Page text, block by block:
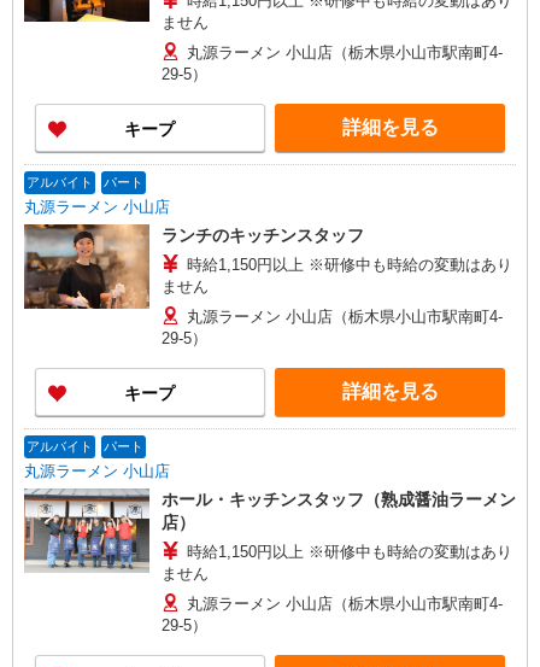
ません
丸源ラーメン 小山店（栃木県小山市駅南町4-
29-5）
キープ 詳細を見る
アルバイト パート
丸源ラーメン 小山店
ランチのキッチンスタッフ
時給1,150円以上 ※研修中も時給の変動はあり
ません
丸源ラーメン 小山店（栃木県小山市駅南町4-
29-5）
キープ 詳細を見る
アルバイト パート
丸源ラーメン 小山店
ホール・キッチンスタッフ（熟成醤油ラーメン
店）
時給1,150円以上 ※研修中も時給の変動はあり
ません
丸源ラーメン 小山店（栃木県小山市駅南町4-
29-5）